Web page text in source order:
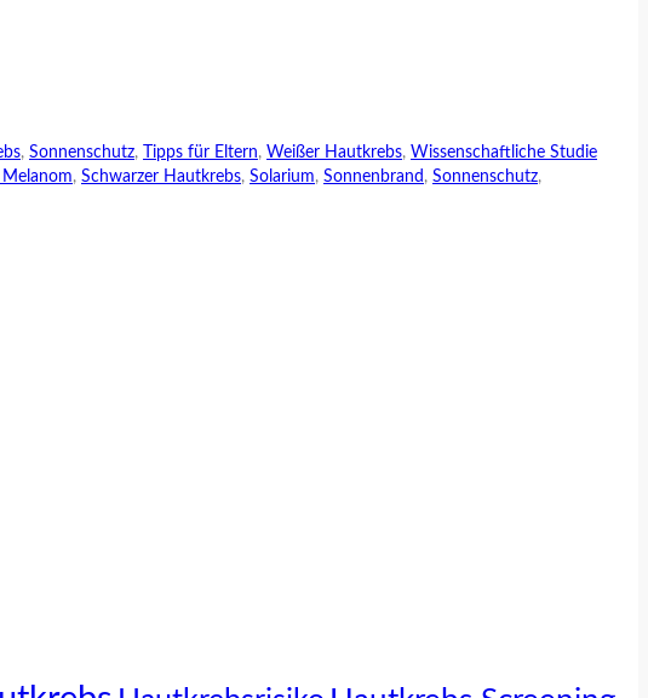
, Sonnenschutz, Tipps für Eltern, Weißer Hautkrebs, Wissenschaftliche Studie
Melanom, Schwarzer Hautkrebs, Solarium, Sonnenbrand , Sonnenschutz,